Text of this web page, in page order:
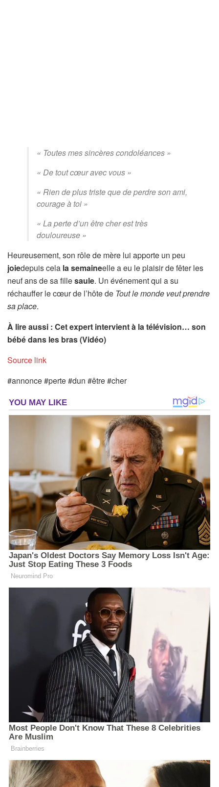
« Toutes mes sincères condoléances »
« De tout cœur avec vous »
« Rien de plus triste que de perdre son ami,
courage à toi »
« La perte d’un être cher est très
douloureuse »
Heureusement, son rôle de mère lui apporte un peu
joiedepuis cela la semaineelle a eu le plaisir de fêter les
neuf ans de sa fillesaule. Un événement qui a su
réchauffer le cœur de l’hôte de Tout le monde veut prendre
sa place.
À lire aussi : Cet expert intervient à la télévision… son
bébé dans les bras (Vidéo)
Source link
#annonce #perte #dun #être #cher